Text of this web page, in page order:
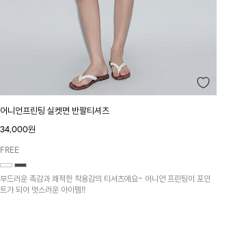
어니언프린팅 실켓면 반팔티셔츠
34,000원
FREE
부드러운 촉감과 쾌적한 착용감의 티셔츠에요~ 어니언 프린팅이 포인
트가 되어 멋스러운 아이템!!